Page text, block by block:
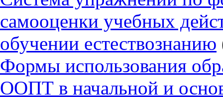
самооценки учебных
обучении естествознанию
Формы использования
ООПТ в начальной и